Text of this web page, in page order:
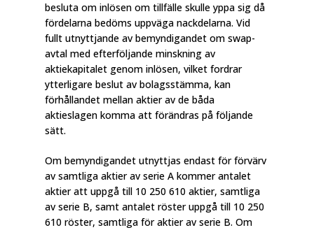
besluta om inlösen om tillfälle skulle yppa sig då
fördelarna bedöms uppväga nackdelarna. Vid
fullt utnyttjande av bemyndigandet om swap-
avtal med efterföljande minskning av
aktiekapitalet genom inlösen, vilket fordrar
ytterligare beslut av bolagsstämma, kan
förhållandet mellan aktier av de båda
aktieslagen komma att förändras på följande
sätt.
Om bemyndigandet utnyttjas endast för förvärv
av samtliga aktier av serie A kommer antalet
aktier att uppgå till 10 250 610 aktier, samtliga
av serie B, samt antalet röster uppgå till 10 250
610 röster, samtliga för aktier av serie B. Om